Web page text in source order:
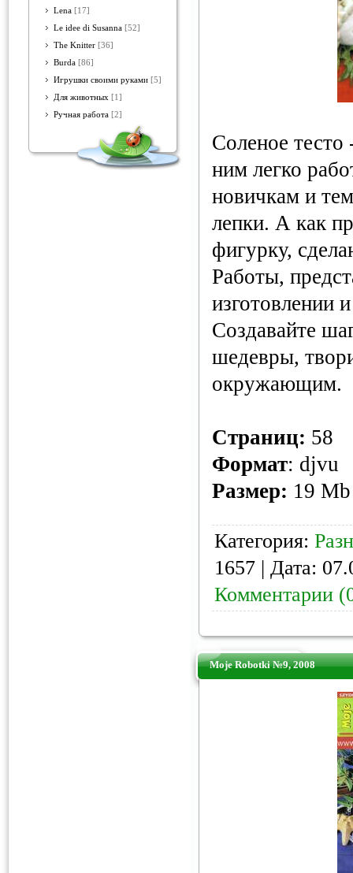
Lena [17]
Le idee di Susanna [52]
The Knitter [36]
Burda [86]
Игрушки своими руками [5]
Для животных [1]
Ручная работа [2]
Соленое тесто
ним легко
новичкам и
лепки. А как
фигурку,
Работы,
изготовлении
Создавайте
шедевры,
окружающим.
Страниц: 58
Формат: djvu
Размер: 19 Mb
Категория:
1657 | Дата:
Комментарии
Moje Robotki №9, 2008